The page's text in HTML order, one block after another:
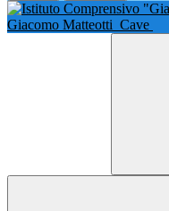
Giacomo Matteotti Cave